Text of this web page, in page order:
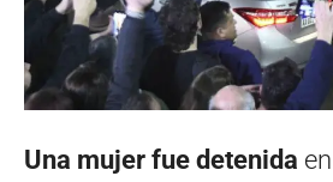
Una mujer fue detenida